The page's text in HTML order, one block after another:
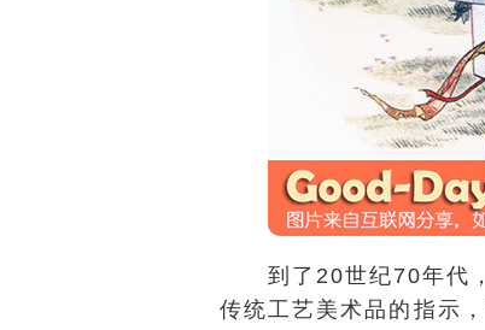
到了20世纪70年代
传统工艺美术品的指示